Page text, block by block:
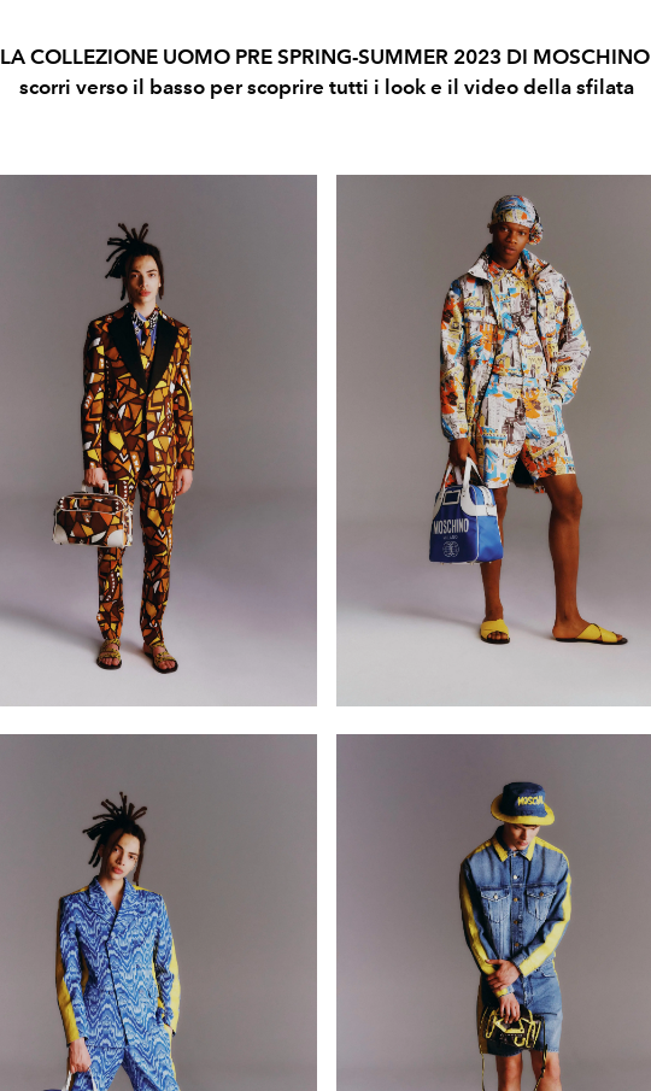
LA COLLEZIONE UOMO PRE SPRING-SUMMER 2023 DI MOSCHINO
scorri verso il basso per scoprire tutti i look e il video della sfilata